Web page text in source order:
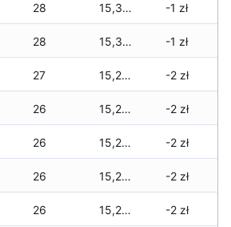
28 15,315 zł -1 zł
28 15,305 zł -1 zł
27 15,295 zł -2 zł
26 15,275 zł -2 zł
26 15,275 zł -2 zł
26 15,275 zł -2 zł
26 15,255 zł -2 zł